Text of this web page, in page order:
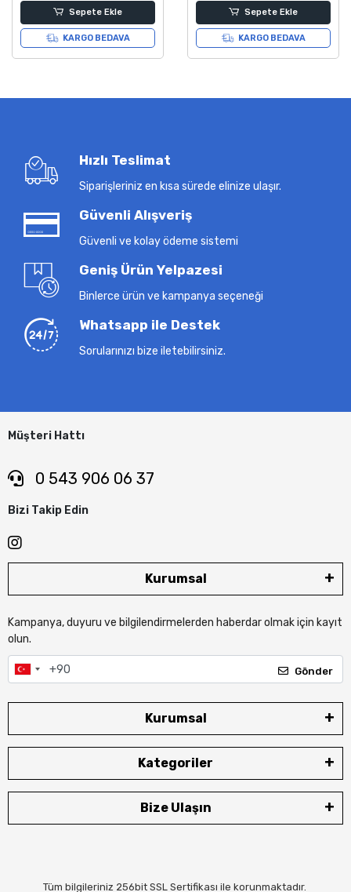
Sepete Ekle
KARGO BEDAVA
Sepete Ekle
KARGO BEDAVA
Hızlı Teslimat
Siparişleriniz en kısa sürede elinize ulaşır.
Güvenli Alışveriş
Güvenli ve kolay ödeme sistemi
Geniş Ürün Yelpazesi
Binlerce ürün ve kampanya seçeneği
Whatsapp ile Destek
Sorularınızı bize iletebilirsiniz.
Müşteri Hattı
0 543 906 06 37
Bizi Takip Edin
Kurumsal
Kampanya, duyuru ve bilgilendirmelerden haberdar olmak için kayıt
olun.
Gönder
Kurumsal
Kategoriler
Bize Ulaşın
Tüm bilgileriniz 256bit SSL Sertifikası ile korunmaktadır.